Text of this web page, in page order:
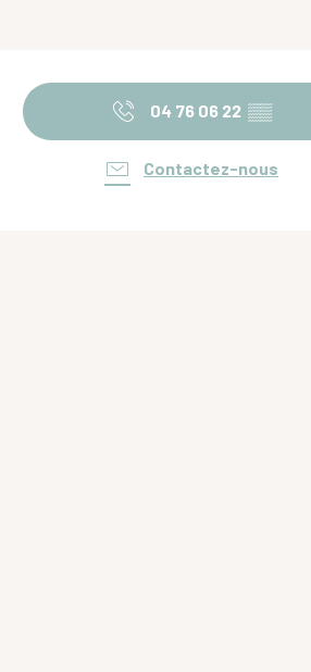
Ouverture et
04 76 06 22 ▒▒
Contactez-nous